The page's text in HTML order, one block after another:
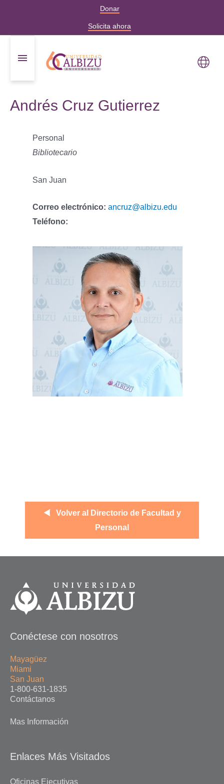
Donar
Solicita ahora
Andrés Cruz Gutierrez
Personal
Bibliotecario
San Juan
Correo electrónico: ancruz@albizu.edu
Teléfono:
Volver al Directorio de Facultad y
Personal
Conéctese con nosotros
Mayagüez
Miami
San Juan
1-800-631-1835
Contáctanos
Mas Información
Enlaces Más Visitados
Oficinas Ejecutivas